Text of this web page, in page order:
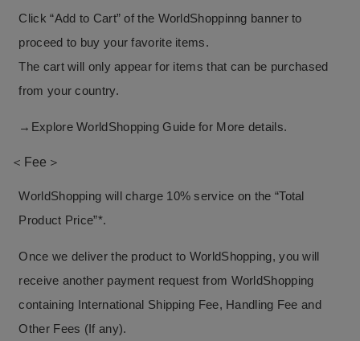
Click “Add to Cart” of the WorldShoppinng banner to
proceed to buy your favorite items.
The cart will only appear for items that can be purchased
from your country.
→ Explore WorldShopping Guide for More details.
＜Fee＞
WorldShopping will charge 10% service on the “Total
Product Price”*.
Once we deliver the product to WorldShopping, you will
receive another payment request from WorldShopping
containing International Shipping Fee, Handling Fee and
Other Fees (If any).